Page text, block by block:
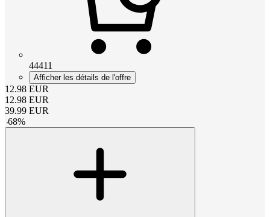
44411
Afficher les détails de l'offre
12.98 EUR
12.98 EUR
39.99 EUR
-68%